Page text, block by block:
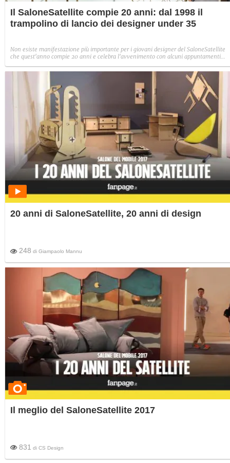
Il SaloneSatellite compie 20 anni: dal 1998 il
trampolino di lancio dei designer under 35
Non esiste manifestazione più importante per i giovani designer del SaloneSatellite
che quest'anno compie 20 anni e celebra l'avvenimento con alcuni appuntamenti
20 anni di SaloneSatellite, 20 anni di design
248 di Giampaolo Mannu
Il meglio del SaloneSatellite 2017
831 di CS Design